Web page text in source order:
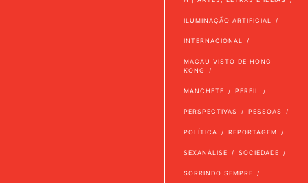
ILUMINAÇÃO ARTIFICIAL
INTERNACIONAL
MACAU VISTO DE HONG
KONG
MANCHETE PERFIL
PERSPECTIVAS PESSOAS
POLÍTICA REPORTAGEM
SEXANÁLISE SOCIEDADE
SORRINDO SEMPRE